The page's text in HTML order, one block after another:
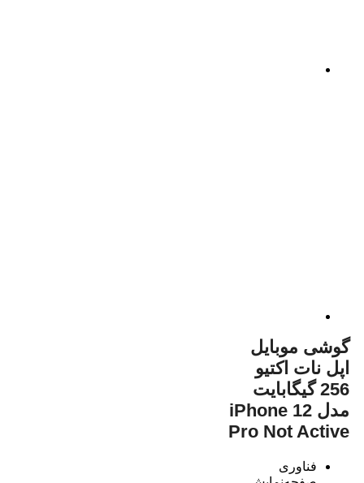
گوشی موبایل
اپل نات اکتیو
256 گیگابایت
مدل iPhone 12
Pro Not Active
فناوری